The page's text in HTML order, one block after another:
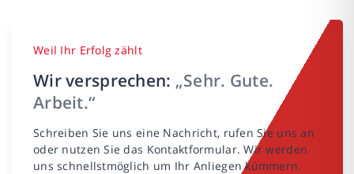
Weil Ihr Erfolg zählt
Wir versprechen: „Sehr. Gute.
Arbeit.“
Schreiben Sie uns eine Nachricht, rufen Sie uns an
oder nutzen Sie das Kontaktformular. Wir werden
uns schnellstmöglich um Ihr Anliegen kümmern.